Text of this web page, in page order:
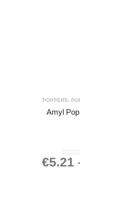
POPPERS POPPERS GROOT
Amyl Poppers 24ml
0out of 5
€5.21-